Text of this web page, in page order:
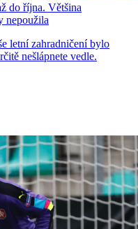
do října. Většina
nepoužila
letní zahradničení bylo
nešlápnete vedle.